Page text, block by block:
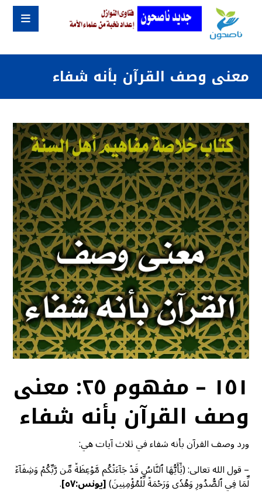
معنى وصف القرآن بأنه شفاء
١٥١ – مفهوم ٢٥: معنى
وصف القرآن بأنه شفاء
ورد وصف القرآن بأنه شفاء في ثلاث آيات هي:
– قول الله تعالى: (يَٰٓأَيُّهَا ٱلنَّاسُ قَدۡ جَآءَتۡكُم مَّوۡعِظَةٞ مِّن رَّبِّكُمۡ وَشِفَآءٞ
لِّمَا فِي ٱلصُّدُورِ وَهُدٗى وَرَحۡمَةٞ لِّلۡمُؤۡمِنِينَ)[يونس:٥٧]
.